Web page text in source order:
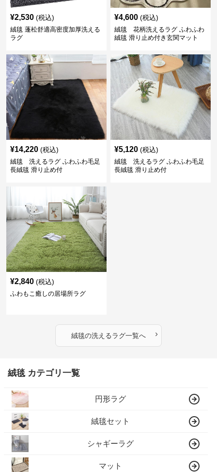
¥2,530 (税込)
絨毯 蓬松舒適高密度加厚洗える
ラグ
¥4,600 (税込)
絨毯 花柄洗えるラグ ふわふわ
絨毯 滑り止め付き玄関マット
¥14,220 (税込)
絨毯 洗えるラグ ふわふわ毛足
長絨毯 滑り止め付
¥5,120 (税込)
絨毯 洗えるラグ ふわふわ毛足
長絨毯 滑り止め付
¥2,840 (税込)
ふわもこ癒しの居場所ラグ
絨毯の洗えるラグ一覧へ ›
絨毯 カテゴリ一覧
円形ラグ
絨毯セット
シャギーラグ
マット